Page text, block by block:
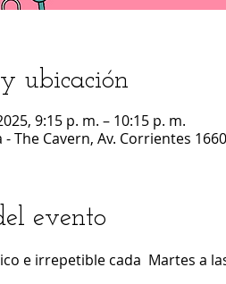
ubicación
9:15 p. m. – 10:15 p. m.
- The Cavern, Av. Corrientes
evento
e irrepetible cada  Martes a